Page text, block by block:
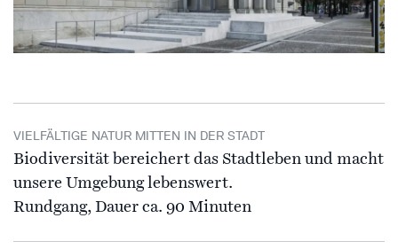
VIELFÄLTIGE NATUR MITTEN IN DER STADT
Biodiversität bereichert das Stadtleben und macht
unsere Umgebung lebenswert.
Rundgang, Dauer ca. 90 Minuten